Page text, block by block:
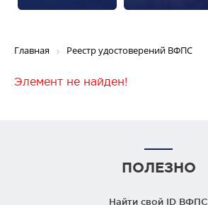
Главная Реестр удостоверений ВФПС
Элемент не найден!
ПОЛЕЗНО
Найти свой ID ВФПС